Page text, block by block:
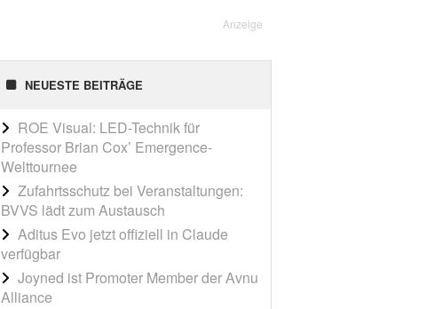
Anzeige
NEUESTE BEITRÄGE
ROE Visual: LED-Technik für
Professor Brian Cox’ Emergence-
Welttournee
Zufahrtsschutz bei Veranstaltungen:
BVVS lädt zum Austausch
Aditus Evo jetzt offiziell in Claude
verfügbar
Joyned ist Promoter Member der Avnu
Alliance